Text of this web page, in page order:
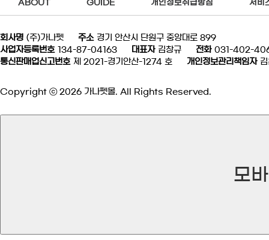
ABOUT GUIDE 개인정보취급방침 서비
회사명 (주)가나펫 주소 경기 안산시 단원구 중앙대로 899
사업자등록번호
134-87-04163 대표자 김창규 전화 031-402-
통신판매업신고번호 제 2021-경기안산-1274 호 개인정보관리책임자
Copyright ⓒ 2026 가나펫몰. All Rights Reserved.
모